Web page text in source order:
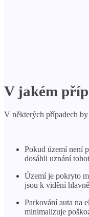
V jakém
V některých případech
Pokud území není
dosáhli uznání
Území je pokryto
jsou k vidění
Parkování auta na
minimalizuje